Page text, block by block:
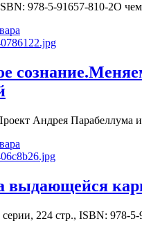
978-5-91657-810-2О чем
Андрея Парабеллума
выдающейся
224 стр., ISBN: 978-